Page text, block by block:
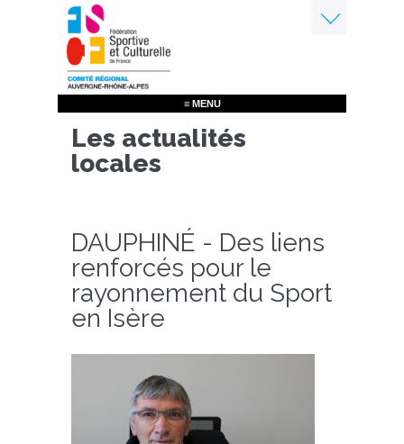
Aller
au
contenu
principal
≡ MENU
Les actualités
locales
DAUPHINÉ - Des liens
renforcés pour le
rayonnement du Sport
en Isère